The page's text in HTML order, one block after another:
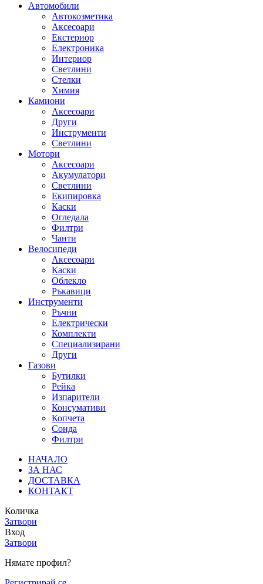
Автомобили
Автокозметика
Аксесоари
Екстериор
Електроника
Интериор
Светлини
Стелки
Химия
Камиони
Аксесоари
Други
Инструменти
Светлини
Мотори
Аксесоари
Акумулатори
Светлини
Екипировка
Каски
Огледала
Филтри
Чанти
Велосипеди
Аксесоари
Каски
Облекло
Ръкавици
Инструменти
Ръчни
Електрически
Комплекти
Специализирани
Други
Газови
Бутилки
Рейка
Изпарители
Консумативи
Копчета
Сонда
Филтри
НАЧАЛО
ЗА НАС
ДОСТАВКА
КОНТАКТ
Количка
Затвори
Вход
Затвори
Нямате профил?